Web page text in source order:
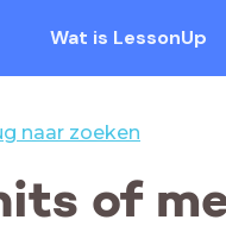
Wat is LessonUp
naar zoeken
of